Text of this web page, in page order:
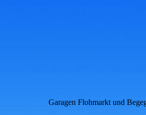
Garagen Flohmarkt und